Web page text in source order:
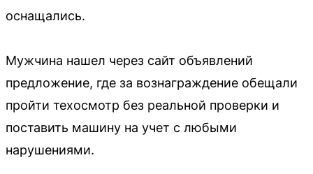
оснащались.
Мужчина нашел через сайт объявлений
предложение, где за вознаграждение обещали
пройти техосмотр без реальной проверки и
поставить машину на учет с любыми
нарушениями.